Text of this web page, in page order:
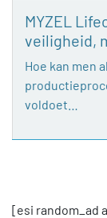
MYZEL
veiligheid,
Hoe kan men
voldoet…
[esi random_ad